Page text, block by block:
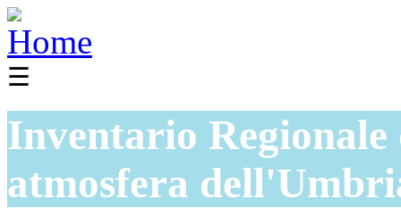
☰
Inventario
atmosfera